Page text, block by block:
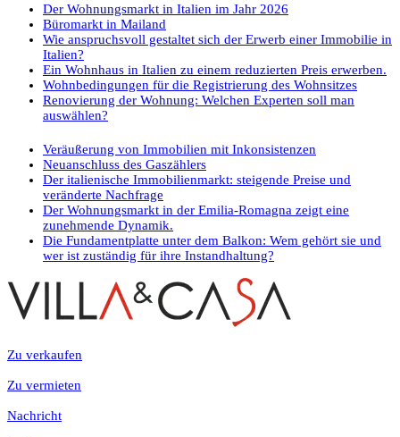
Der Wohnungsmarkt in Italien im Jahr 2026
Büromarkt in Mailand
Wie anspruchsvoll gestaltet sich der Erwerb einer Immobilie in
Italien?
Ein Wohnhaus in Italien zu einem reduzierten Preis erwerben.
Wohnbedingungen für die Registrierung des Wohnsitzes
Renovierung der Wohnung: Welchen Experten soll man
auswählen?
Veräußerung von Immobilien mit Inkonsistenzen
Neuanschluss des Gaszählers
Der italienische Immobilienmarkt: steigende Preise und
veränderte Nachfrage
Der Wohnungsmarkt in der Emilia-Romagna zeigt eine
zunehmende Dynamik.
Die Fundamentplatte unter dem Balkon: Wem gehört sie und
wer ist zuständig für ihre Instandhaltung?
Zu verkaufen
Zu vermieten
Nachricht